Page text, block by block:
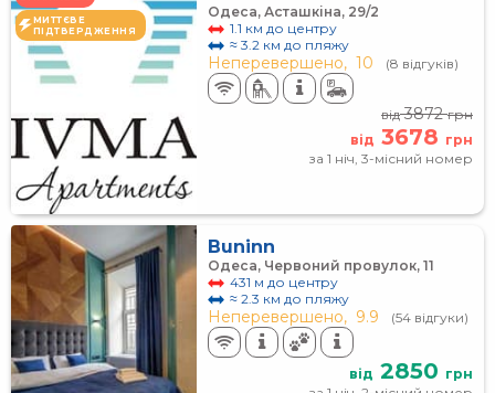
МИТТЄВЕ
ПІДТВЕРДЖЕННЯ
Одеса, Асташкіна, 29/2
1.1 км до центру
≈ 3.2 км до пляжу
Неперевершено, 10 (8 відгуків)
від3872грн
від 3678 грн
за 1 ніч, 3-місний номер
Buninn
Одеса, Червоний провулок, 11
431 м до центру
≈ 2.3 км до пляжу
Неперевершено, 9.9 (54 відгуки)
від 2850 грн